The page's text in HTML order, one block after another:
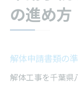
の進め方
解体申請書類の
解体工事を千葉県